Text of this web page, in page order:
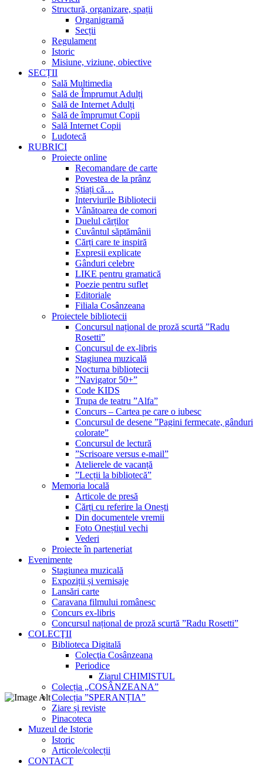
Structură, organizare, spații
Organigramă
Secții
Regulament
Istoric
Misiune, viziune, obiective
SECȚII
Sală Multimedia
Sală de Împrumut Adulți
Sală de Internet Adulți
Sală de împrumut Copii
Sală Internet Copii
Ludotecă
RUBRICI
Proiecte online
Recomandare de carte
Povestea de la prânz
Știați că…
Interviurile Bibliotecii
Vânătoarea de comori
Duelul cărților
Cuvântul săptămânii
Cărți care te inspiră
Expresii explicate
Gânduri celebre
LIKE pentru gramatică
Poezie pentru suflet
Editoriale
Filiala Cosânzeana
Proiectele bibliotecii
Concursul național de proză scurtă ”Radu
Rosetti”
Concursul de ex-libris
Stagiunea muzicală
Nocturna bibliotecii
”Navigator 50+”
Code KIDS
Trupa de teatru ”Alfa”
Concurs – Cartea pe care o iubesc
Concursul de desene ”Pagini fermecate, gânduri
colorate”
Concursul de lectură
”Scrisoare versus e-mail”
Atelierele de vacanță
”Lecții la bibliotecă”
Memoria locală
Articole de presă
Cărți cu referire la Onești
Din documentele vremii
Foto Oneștiul vechi
Vederi
Proiecte în parteneriat
Evenimente
Stagiunea muzicală
Expoziții și vernisaje
Lansări carte
Caravana filmului românesc
Concurs ex-libris
Concursul național de proză scurtă ”Radu Rosetti”
COLECŢII
Biblioteca Digitală
Colecţia Cosânzeana
Periodice
Ziarul CHIMISTUL
Colecția „COSÂNZEANA”
Colecția ”SPERANȚIA”
Ziare și reviste
Pinacoteca
Muzeul de Istorie
Istoric
Articole/colecții
CONTACT